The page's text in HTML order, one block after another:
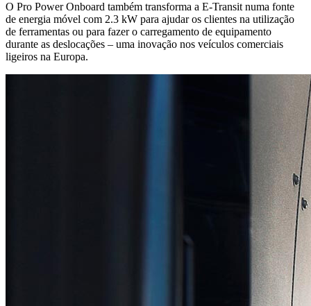
O Pro Power Onboard também transforma a E-Transit numa fonte
de energia móvel com 2.3 kW para ajudar os clientes na utilização
de ferramentas ou para fazer o carregamento de equipamento
durante as deslocações – uma inovação nos veículos comerciais
ligeiros na Europa.